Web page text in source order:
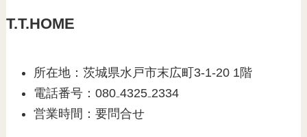
T.T.HOME
所在地：茨城県水戸市末広町3-1-20 1階
電話番号：080₋4325₋2334
営業時間：要問合せ